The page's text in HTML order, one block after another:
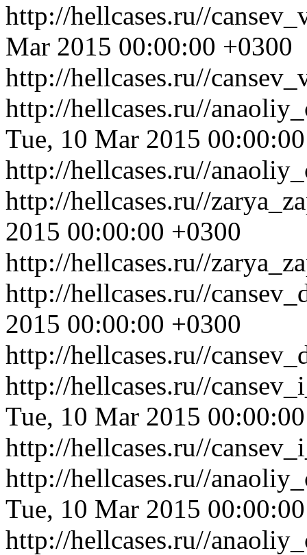
http://hellcases.ru//
Mar 2015 00:00:00 +0300
http://hellcases.ru//
http://hellcases.ru//
Tue, 10 Mar 2015
http://hellcases.ru//
http://hellcases.ru//
2015 00:00:00 +0300
http://hellcases.ru//
http://hellcases.ru//
2015 00:00:00 +0300
http://hellcases.ru//
http://hellcases.ru//
Tue, 10 Mar 2015
http://hellcases.ru//
http://hellcases.ru//
Tue, 10 Mar 2015
http://hellcases.ru//